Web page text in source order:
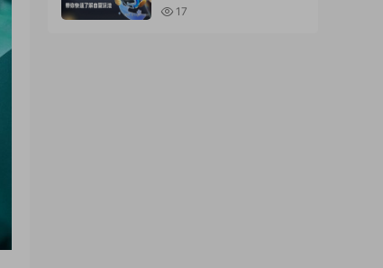
明星信号源榜單?
17